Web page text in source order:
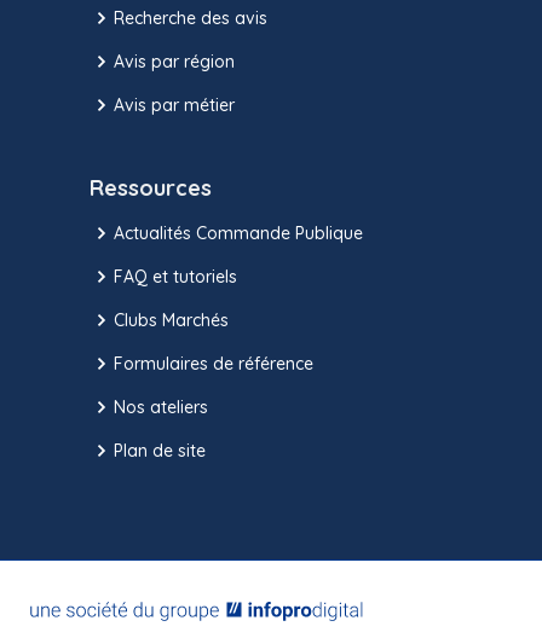
Recherche des avis
Avis par région
Avis par métier
Ressources
Actualités Commande Publique
FAQ et tutoriels
Clubs Marchés
Formulaires de référence
Nos ateliers
Plan de site